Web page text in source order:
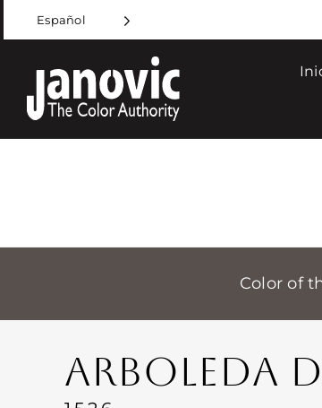
to
content
Español
Color of
ARBOLEDA